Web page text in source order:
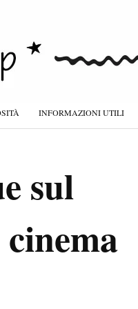
INFORMAZIONI UTILI
sul